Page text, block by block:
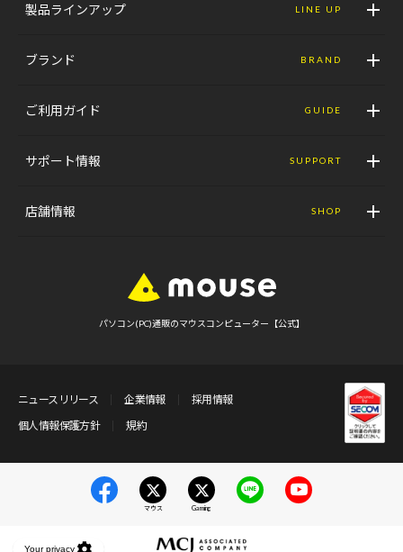
製品ラインアップ LINE UP
ブランド BRAND
ご利用ガイド GUIDE
サポート情報 SUPPORT
店舗情報 SHOP
パソコン(PC)通販のマウスコンピューター【公式】
ニュースリリース 企業情報
採用情報
個人情報保護方針
規約
マウス Gaming